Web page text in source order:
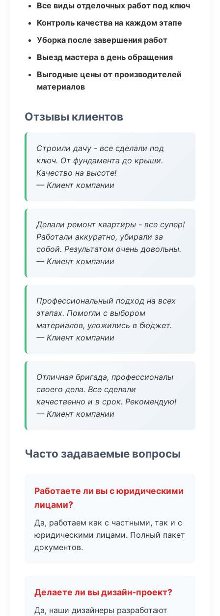
Все виды отделочных работ под ключ
Контроль качества на каждом этапе
Уборка после завершения работ
Выезд мастера в день обращения
Выгодные цены от производителей
материалов
Отзывы клиентов
Строили дачу - все сделали под
ключ. От фундамента до крыши.
Качество на высоте!
— Клиент компании
Делали ремонт квартиры - все супер!
Работали аккуратно, убирали за
собой. Результатом очень довольны.
— Клиент компании
Профессиональный подход на всех
этапах. Помогли с выбором
материалов, уложились в бюджет.
— Клиент компании
Отличная бригада, профессионалы
своего дела. Все сделали
качественно и в срок. Рекомендую!
— Клиент компании
Часто задаваемые вопросы
Работаете ли вы с юридическими
лицами?
Да, работаем как с частными, так и с
юридическими лицами. Полный пакет
документов.
Делаете ли вы дизайн-проект?
Да, наши дизайнеры разработают